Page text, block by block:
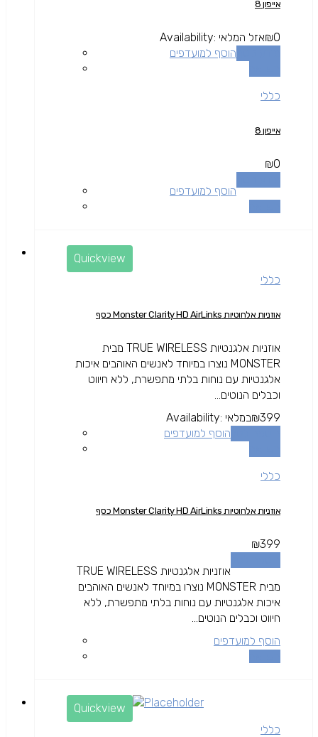
אייפון 8
₪0
Availability: אזל המלאי
הוסף למועדפים
כללי
אייפון 8
₪0
הוסף למועדפים
Quickview
כללי
אוזניות אלחוטיות Monster Clarity HD AirLinks כסף
אוזניות אלגנטיות TRUE WIRELESS מבית
MONSTER נוצרו במיוחד לאנשים האוהבים איכות
אלגנטיות עם נוחות בלתי מתפשרת, ללא חיווט
וכבלים הנוטים...
₪399
Availability: במלאי
הוסף למועדפים
כללי
אוזניות אלחוטיות Monster Clarity HD AirLinks כסף
₪399
אוזניות אלגנטיות TRUE WIRELESS
מבית MONSTER נוצרו במיוחד לאנשים האוהבים
איכות אלגנטיות עם נוחות בלתי מתפשרת, ללא
חיווט וכבלים הנוטים...
הוסף למועדפים
Quickview
כללי